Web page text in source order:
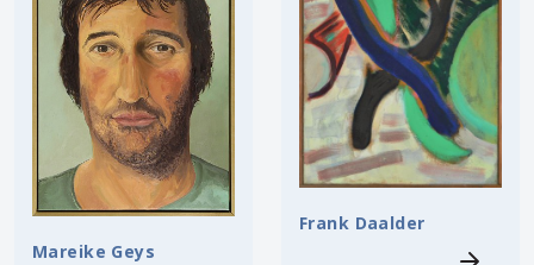
Mareike Geys
Frank Daalder